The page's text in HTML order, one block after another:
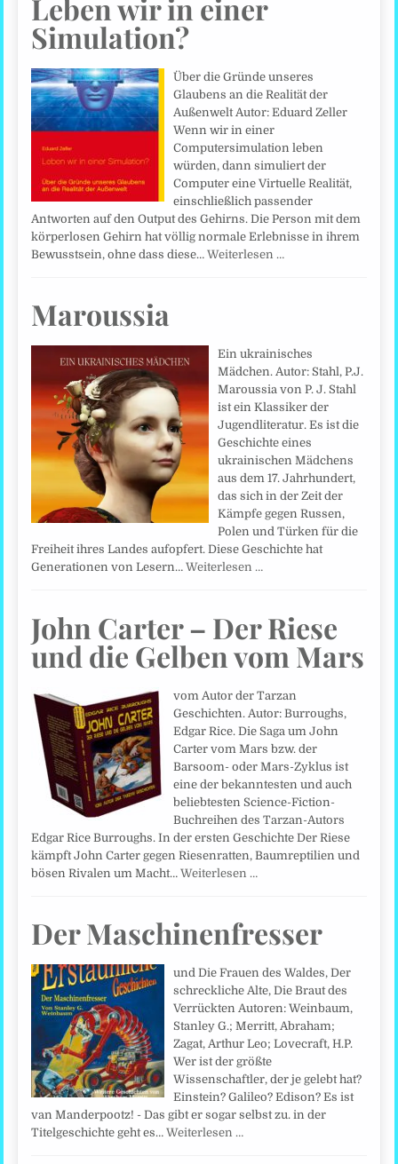
Leben wir in einer
Simulation?
Über die Gründe unseres
Glaubens an die Realität der
Außenwelt Autor: Eduard Zeller
Wenn wir in einer
Computersimulation leben
würden, dann simuliert der
Computer eine Virtuelle Realität,
einschließlich passender
Antworten auf den Output des Gehirns. Die Person mit dem
körperlosen Gehirn hat völlig normale Erlebnisse in ihrem
Bewusstsein, ohne dass diese…Weiterlesen …
Maroussia
Ein ukrainisches
Mädchen. Autor: Stahl, P.J.
Maroussia von P. J. Stahl
ist ein Klassiker der
Jugendliteratur. Es ist die
Geschichte eines
ukrainischen Mädchens
aus dem 17. Jahrhundert,
das sich in der Zeit der
Kämpfe gegen Russen,
Polen und Türken für die
Freiheit ihres Landes aufopfert. Diese Geschichte hat
Generationen von Lesern…Weiterlesen …
John Carter – Der Riese
und die Gelben vom Mars
vom Autor der Tarzan
Geschichten. Autor: Burroughs,
Edgar Rice. Die Saga um John
Carter vom Mars bzw. der
Barsoom- oder Mars-Zyklus ist
eine der bekanntesten und auch
beliebtesten Science-Fiction-
Buchreihen des Tarzan-Autors
Edgar Rice Burroughs. In der ersten Geschichte Der Riese
kämpft John Carter gegen Riesenratten, Baumreptilien und
bösen Rivalen um Macht…Weiterlesen …
Der Maschinenfresser
und Die Frauen des Waldes, Der
schreckliche Alte, Die Braut des
Verrückten Autoren: Weinbaum,
Stanley G.; Merritt, Abraham;
Zagat, Arthur Leo; Lovecraft, H.P.
Wer ist der größte
Wissenschaftler, der je gelebt hat?
Einstein? Galileo? Edison? Es ist
van Manderpootz! - Das gibt er sogar selbst zu. in der
Titelgeschichte geht es…Weiterlesen …